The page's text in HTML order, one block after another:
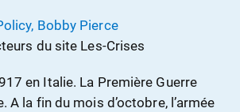
Bobby Pierce
du site Les-Crises
en Italie. La Première Guerre
A la fin du mois d’octobre, l’armée